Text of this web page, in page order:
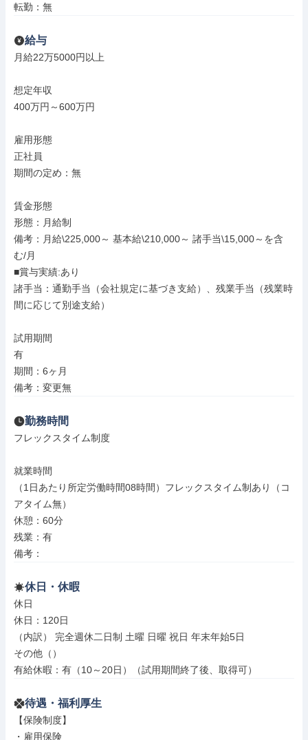
転勤：無
給与
月給22万5000円以上
想定年収
400万円～600万円
雇用形態
正社員
期間の定め：無
賃金形態
形態：月給制
備考：月給\225,000～ 基本給\210,000～ 諸手当\15,000～を含
む/月
■賞与実績:あり
諸手当：通勤手当（会社規定に基づき支給）、残業手当（残業時
間に応じて別途支給）
試用期間
有
期間：6ヶ月
備考：変更無
勤務時間
フレックスタイム制度
就業時間
（1日あたり所定労働時間08時間）フレックスタイム制あり（コ
アタイム無）
休憩：60分
残業：有
備考：
休日・休暇
休日
休日：120日
（内訳） 完全週休二日制 土曜 日曜 祝日 年末年始5日
その他（）
有給休暇：有（10～20日）（試用期間終了後、取得可）
待遇・福利厚生
【保険制度】
・雇用保険